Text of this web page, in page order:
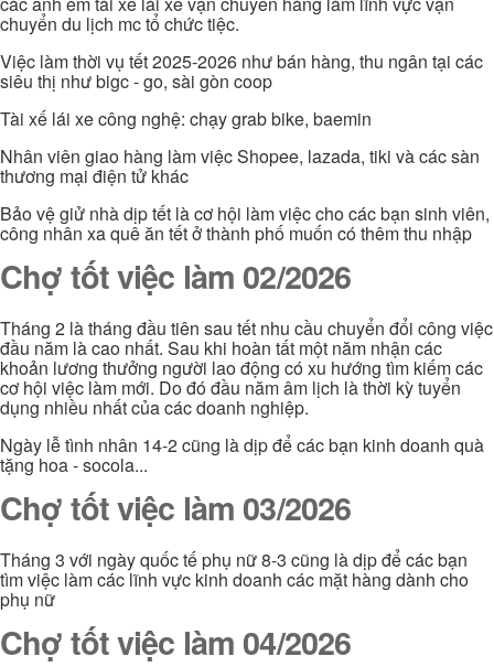
chuyển du lịch mc tổ chức tiệc.
Việc làm thời vụ tết 2025-2026 như bán hàng, thu ngân tại các
siêu thị như bigc - go, sài gòn coop
Tài xế lái xe công nghệ: chạy grab bike, baemin
Nhân viên giao hàng làm việc Shopee, lazada, tiki và các sàn
thương mại điện tử khác
Bảo vệ giử nhà dịp tết là cơ hội làm việc cho các bạn sinh viên,
công nhân xa quê ăn tết ở thành phố muốn có thêm thu nhập
Chợ tốt việc làm 02/2026
Tháng 2 là tháng đầu tiên sau tết nhu cầu chuyển đổi công việc
đầu năm là cao nhất. Sau khi hoàn tất một năm nhận các
khoản lương thưởng người lao động có xu hướng tìm kiếm các
cơ hội việc làm mới. Do đó đầu năm âm lịch là thời kỳ tuyển
dụng nhiều nhất của các doanh nghiệp.
Ngày lễ tình nhân 14-2 cũng là dịp để các bạn kinh doanh quà
tặng hoa - socola...
Chợ tốt việc làm 03/2026
Tháng 3 với ngày quốc tế phụ nữ 8-3 cũng là dịp để các bạn
tìm việc làm các lĩnh vực kinh doanh các mặt hàng dành cho
phụ nữ
Chợ tốt việc làm 04/2026